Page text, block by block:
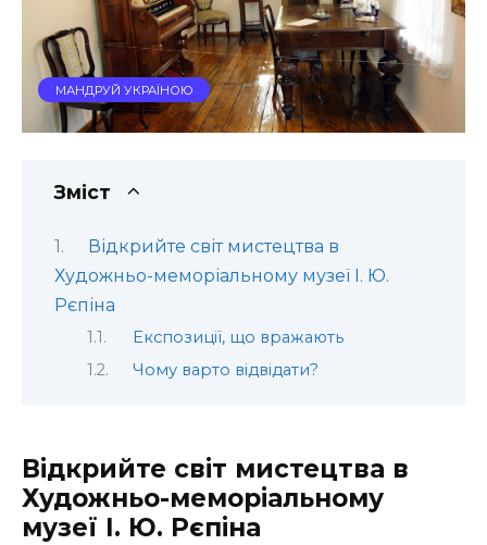
МАНДРУЙ УКРАЇНОЮ
Зміст
Відкрийте світ мистецтва в
Художньо-меморіальному музеї І. Ю.
Рєпіна
Експозиції, що вражають
Чому варто відвідати?
Відкрийте світ мистецтва в
Художньо-меморіальному
музеї І. Ю. Рєпіна